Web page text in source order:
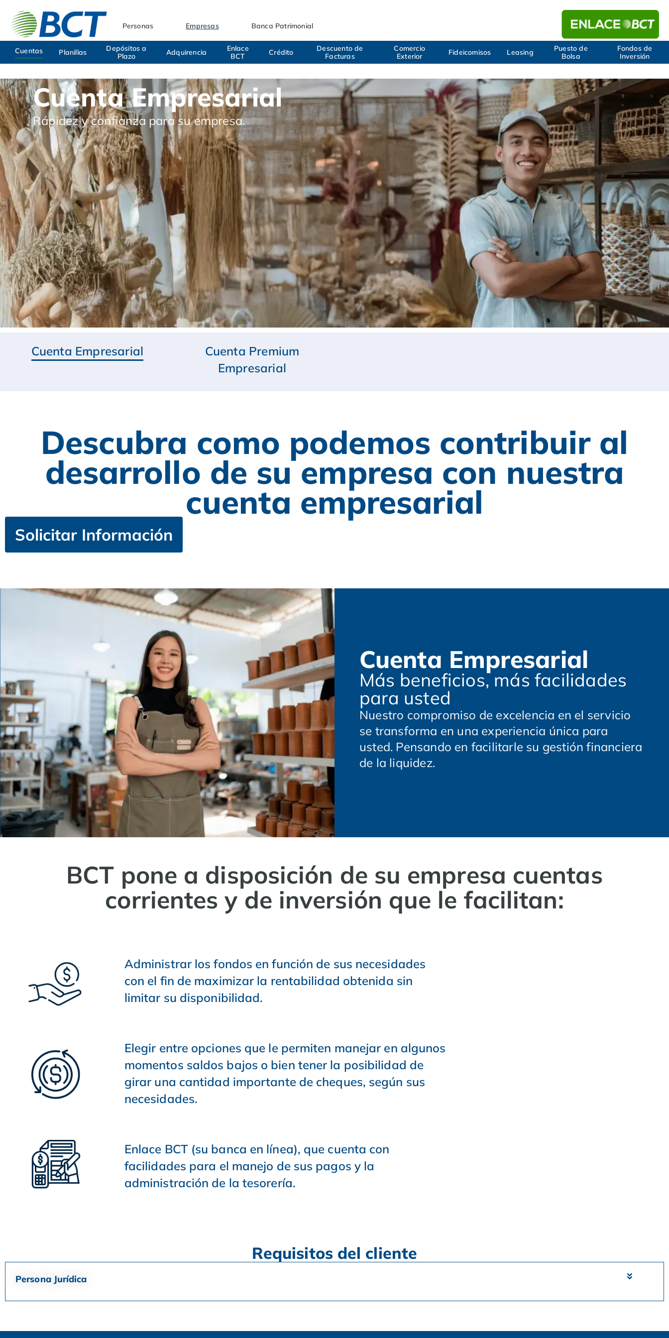
Personas Empresas Banca Patrimonial
Cuentas Planillas
Depósitos a
Plazo
Adquirencia
Enlace
BCT
Crédito
Descuento de
Facturas
Comercio
Exterior
Fideicomisos Leasing
Puesto de
Bolsa
Fondos de
Inversión
Cuenta Empresarial
Rápidez y confianza para su empresa.
Cuenta Empresarial
Cuenta Premium
Empresarial
Descubra como podemos contribuir al
desarrollo de su empresa con nuestra
cuenta empresarial
Solicitar Información
Cuenta Empresarial
Más beneficios, más facilidades
para usted
Nuestro compromiso de excelencia en el servicio
se transforma en una experiencia única para
usted. Pensando en facilitarle su gestión financiera
de la liquidez.
BCT pone a disposición de su empresa cuentas
corrientes y de inversión que le facilitan:
Administrar los fondos en función de sus necesidades
con el fin de maximizar la rentabilidad obtenida sin
limitar su disponibilidad.
Elegir entre opciones que le permiten manejar en algunos
momentos saldos bajos o bien tener la posibilidad de
girar una cantidad importante de cheques, según sus
necesidades.
Enlace BCT (su banca en línea), que cuenta con
facilidades para el manejo de sus pagos y la
administración de la tesorería.
Requisitos del cliente
Persona Jurídica